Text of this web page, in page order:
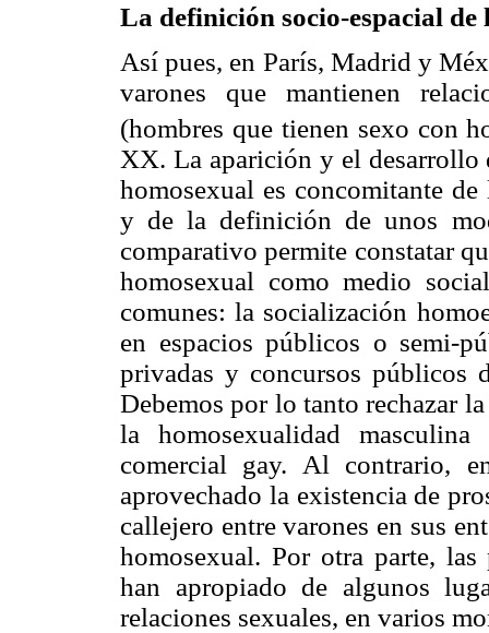
La definición socio-espacial de
Así pues, en París, Madrid y
varones que mantienen
(hombres que tienen sexo con
XX. La aparición y el desarrollo
homosexual es concomitante
y de la definición de unos
comparativo permite constatar
homosexual como medio
comunes: la socialización
en espacios públicos o semi-
privadas y concursos públicos
Debemos por lo tanto rechazar
la homosexualidad
comercial gay. Al contrario,
aprovechado la existencia de
callejero entre varones en sus
homosexual. Por otra parte,
han apropiado de algunos
relaciones sexuales, en varios